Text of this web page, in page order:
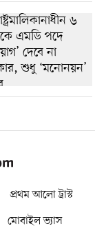
প্রথম আলো ট্রাস্ট
মোবাইল ভ্যাস